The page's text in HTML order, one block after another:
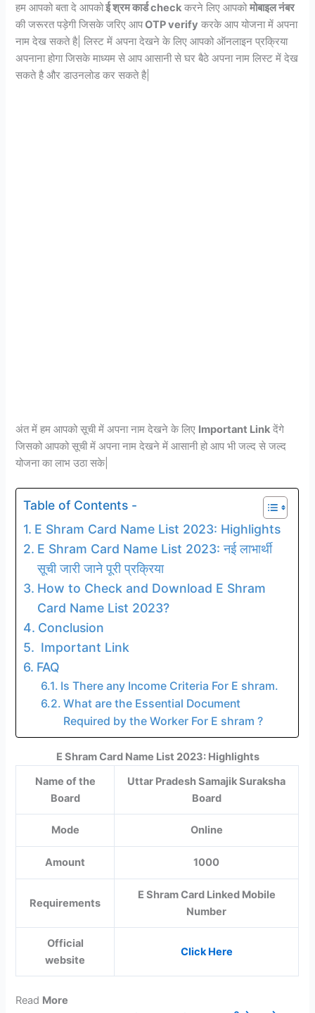
हम आपको बता दे आपकोई श्रम कार्ड check करने लिए आपकोमोबाइल नंबर
की जरूरत पड़ेगी जिसके जरिए आपOTP verify करके आप योजना में अपना
नाम देख सकते है| लिस्ट में अपना देखने के लिए आपको ऑनलाइन प्रक्रिया
अपनाना होगा जिसके माध्यम से आप आसानी से घर बैठे अपना नाम लिस्ट में देख
सकते है और डाउनलोड कर सकते है|
अंत में हम आपको सूची में अपना नाम देखने के लिए Important Link देंगे
जिसको आपको सूची में अपना नाम देखने में आसानी हो आप भी जल्द से जल्द
योजना का लाभ उठा सके|
Table of Contents -
E Shram Card Name List 2023: Highlights
E Shram Card Name List 2023: नई लाभार्थी
सूची जारी जाने पूरी प्रक्रिया
How to Check and Download E Shram
Card Name List 2023?
Conclusion
Important Link
FAQ
Is There any Income Criteria For E shram.
What are the Essential Document
Required by the Worker For E shram ?
E Shram Card Name List 2023: Highlights
Name of the
Board
Uttar Pradesh Samajik Suraksha
Board
Mode Online
Amount 1000
Requirements
E Shram Card Linked Mobile
Number
Official
website
Click Here
Read More